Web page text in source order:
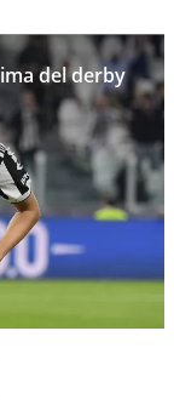
del derby